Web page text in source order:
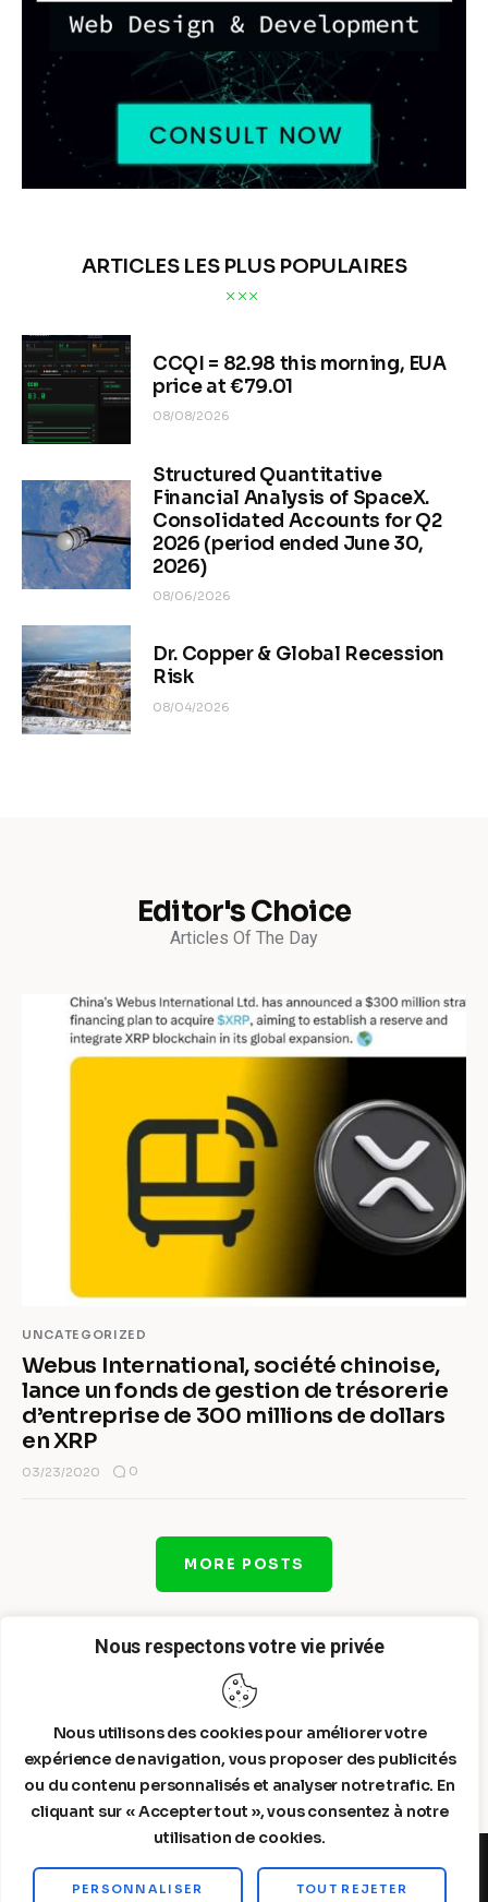
Nous respectons votre vie privée
Nous utilisons des cookies pour améliorer votre
expérience de navigation, vous proposer des publicités
ou du contenu personnalisés et analyser notre trafic. En
cliquant sur « Accepter tout », vous consentez à notre
utilisation de cookies.
PERSONNALISER TOUT REJETER
ARTICLES LES PLUS POPULAIRES
CCQI = 82.98 this morning, EUA
price at €79.01
08/08/2026
Structured Quantitative
Financial Analysis of SpaceX.
Consolidated Accounts for Q2
2026 (period ended June 30,
2026)
08/06/2026
Dr. Copper & Global Recession
Risk
08/04/2026
Editor's Choice
Articles Of The Day
UNCATEGORIZED
Webus International, société chinoise,
lance un fonds de gestion de trésorerie
d’entreprise de 300 millions de dollars
en XRP
03/23/2020 0
MORE POSTS